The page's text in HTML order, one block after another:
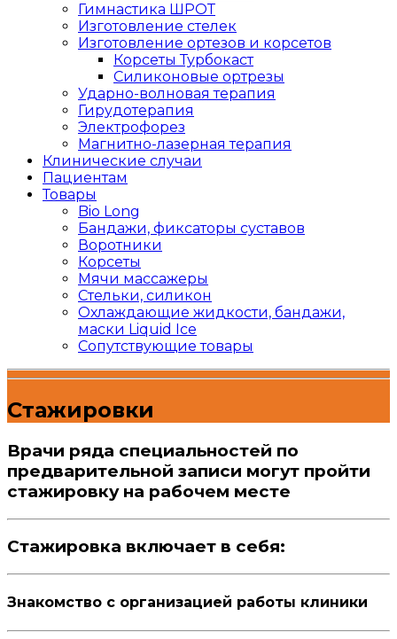
Гимнастика ШРОТ
Изготовление стелек
Изготовление ортезов и корсетов
Корсеты Турбокаст
Силиконовые ортрезы
Ударно-волновая терапия
Гирудотерапия
Электрофорез
Магнитно-лазерная терапия
Клинические случаи
Пациентам
Товары
Bio Long
Бандажи, фиксаторы суставов
Воротники
Корсеты
Мячи массажеры
Стельки, силикон
Охлаждающие жидкости, бандажи,
маски Liquid Ice
Сопутствующие товары
Стажировки
Врачи ряда специальностей по
предварительной записи могут пройти
стажировку на рабочем месте
Стажировка включает в себя:
Знакомство с организацией работы клиники